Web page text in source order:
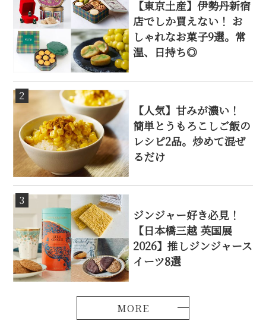
【東京土産】伊勢丹新宿
店でしか買えない！ お
しゃれなお菓子9選。常
温、日持ち◎
2
【人気】甘みが濃い！
簡単とうもろこしご飯の
レシピ2品。炒めて混ぜ
るだけ
3
ジンジャー好き必見！
【日本橋三越 英国展
2026】推しジンジャース
イーツ8選